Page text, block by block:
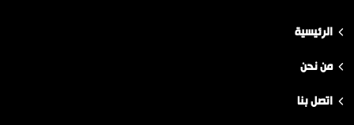
الرئيسية
من نحن
اتصل بنا